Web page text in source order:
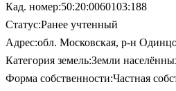
Кад. номер:50:20:0060103:188
Статус:Ранее учтенный
Адрес:обл. Московская, р-н
Категория земель:Земли
Форма собственности:Частная